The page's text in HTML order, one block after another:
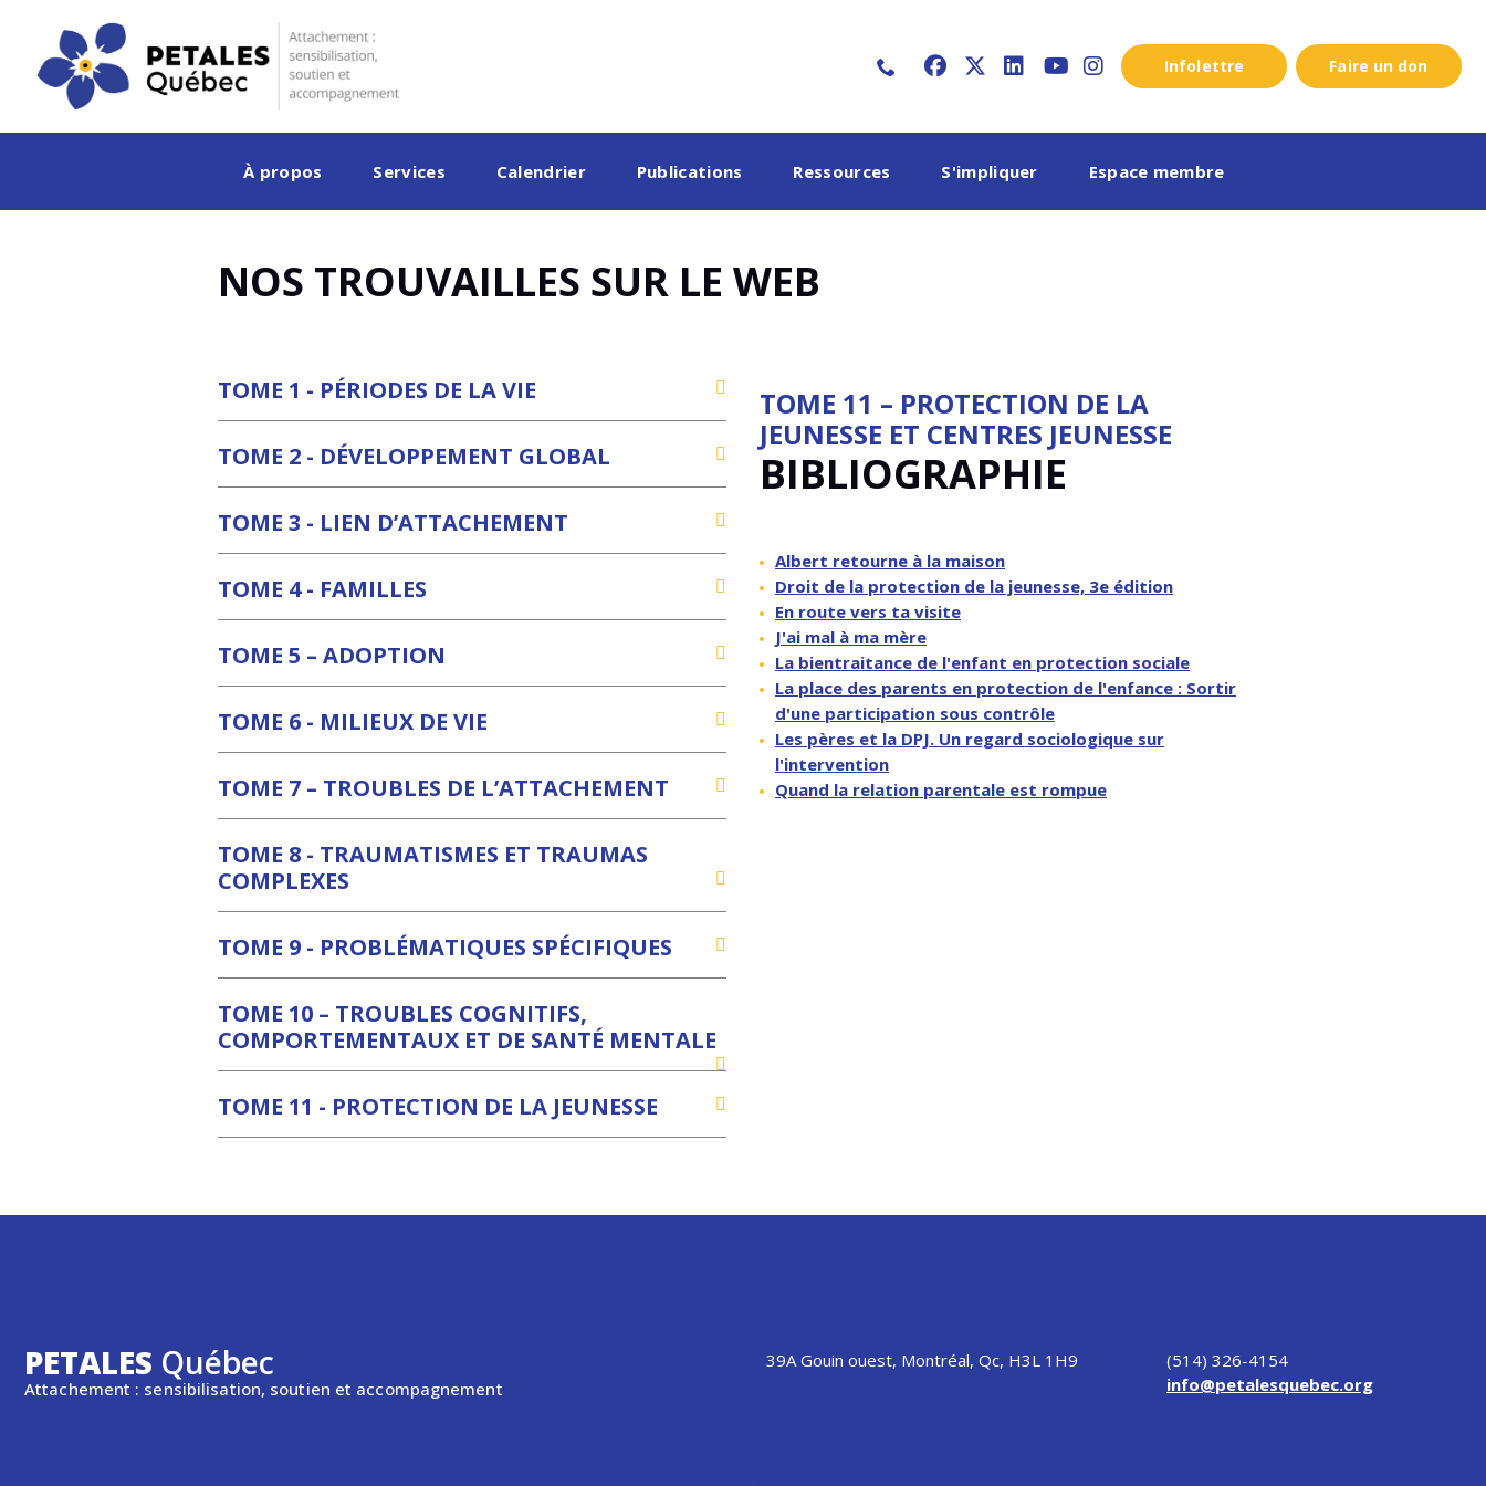
instagram
Infolettre Faire un don
À propos Services Calendrier Publications Ressources S'impliquer Espace membre
NOS TROUVAILLES SUR LE WEB
TOME 1 - PÉRIODES DE LA VIE
TOME 2 - DÉVELOPPEMENT GLOBAL
TOME 3 - LIEN D’ATTACHEMENT
TOME 4 - FAMILLES
TOME 5 – ADOPTION
TOME 6 - MILIEUX DE VIE
TOME 7 – TROUBLES DE L’ATTACHEMENT
TOME 8 - TRAUMATISMES ET TRAUMAS
COMPLEXES
TOME 9 - PROBLÉMATIQUES SPÉCIFIQUES
TOME 10 – TROUBLES COGNITIFS,
COMPORTEMENTAUX ET DE SANTÉ MENTALE
TOME 11 - PROTECTION DE LA JEUNESSE
TOME 11 – PROTECTION DE LA
JEUNESSE ET CENTRES JEUNESSE
BIBLIOGRAPHIE
Albert retourne à la maison
Droit de la protection de la jeunesse, 3e édition
En route vers ta visite
J'ai mal à ma mère
La bientraitance de l'enfant en protection sociale
La place des parents en protection de l'enfance : Sortir
d'une participation sous contrôle
Les pères et la DPJ. Un regard sociologique sur
l'intervention
Quand la relation parentale est rompue
PETALES Québec
Attachement : sensibilisation, soutien et accompagnement
39A Gouin ouest, Montréal, Qc, H3L 1H9
(514) 326-4154
info@petalesquebec.org